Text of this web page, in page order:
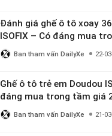
Đánh giá ghế ô tô xoay
ISOFIX – Có đáng mua
triệu
Ban tham vấn DailyXe 22-
Ghế ô tô trẻ em Doudou
đáng mua trong tầm giá
Ban tham vấn DailyXe 21-